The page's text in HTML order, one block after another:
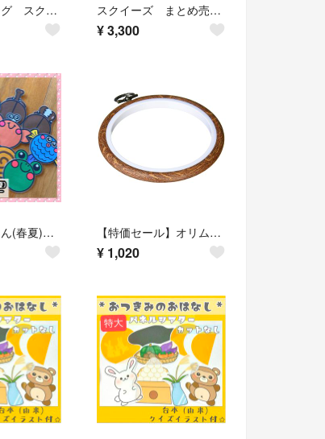
文清ストロング スクイーズ スクイーズ まとめ売り 春日幼稚園 RonRon 動物 いちごケーキ ドーナツ等
¥3,300
まんまるちゃん(春夏)☆ラミネートシアター 【特価セール】オリムパス製絲 おしゃれフープ 木目 P-112
¥ 1,020